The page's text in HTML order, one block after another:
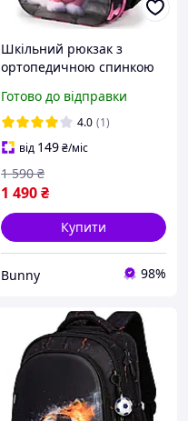
Шкільний рюкзак з
ортопедичною спинкою
Standard 38х30х18 см з
Котиком в 1 клас (150-27)
Готово до відправки
4.0 (1)
від 149₴/міс
1 490₴
1 590 ₴
Купити
Bunny 98%